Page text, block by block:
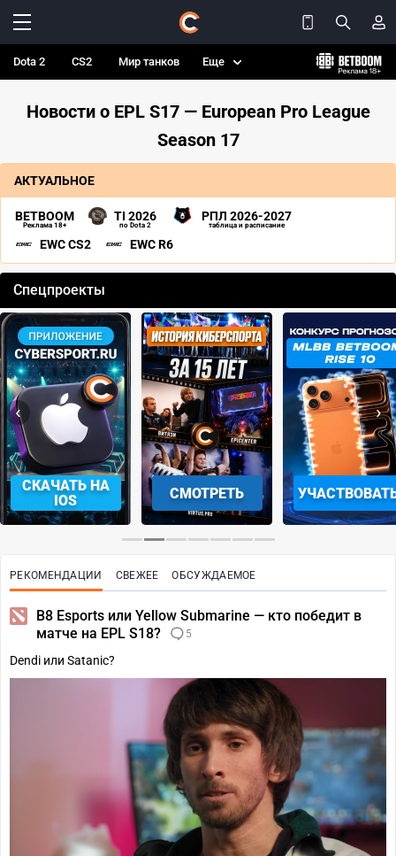
Dota 2 CS2 Мир танков Еще
Новости о EPL S17 — European Pro League
Season 17
АКТУАЛЬНОЕ
BETBOOM
Реклама 18+
TI 2026
по Dota 2
РПЛ 2026-2027
таблица и расписание
EWC CS2 EWC R6
Спецпроекты
СМОТРЕТЬ УЧАСТВОВАТЬ ЗАБРАТЬ
‹ ›
РЕКОМЕНДАЦИИ СВЕЖЕЕ ОБСУЖДАЕМОЕ
B8 Esports или Yellow Submarine — кто победит в
матче на EPL S18?
5
Dendi или Satanic?